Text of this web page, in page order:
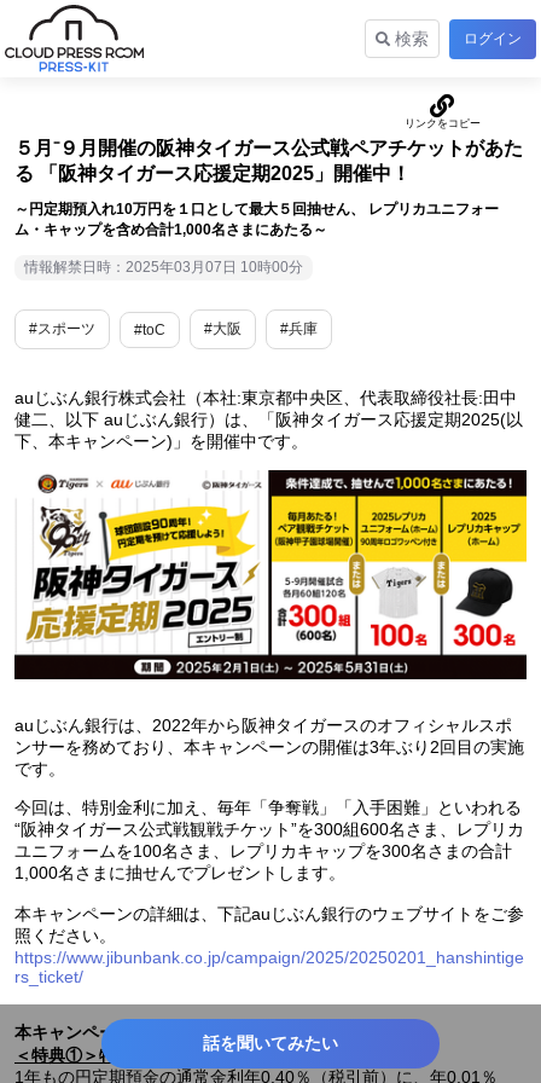
検索 ログイン
５月⁻９月開催の阪神タイガース公式戦ペアチケットがあた
る 「阪神タイガース応援定期2025」開催中！
～円定期預入れ10万円を１口として最大５回抽せん、 レプリカユニフォー
ム・キャップを含め合計1,000名さまにあたる～
情報解禁日時：2025年03月07日 10時00分
#スポーツ #toC #大阪 #兵庫
auじぶん銀行株式会社（本社:東京都中央区、代表取締役社長:田中
健二、以下 auじぶん銀行）は、「阪神タイガース応援定期2025(以
下、本キャンペーン)」を開催中です。
auじぶん銀行は、2022年から阪神タイガースのオフィシャルスポ
ンサーを務めており、本キャンペーンの開催は3年ぶり2回目の実施
です。
今回は、特別金利に加え、毎年「争奪戦」「入手困難」といわれる
“阪神タイガース公式戦観戦チケット”を300組600名さま、レプリカ
ユニフォームを100名さま、レプリカキャップを300名さまの合計
1,000名さまに抽せんでプレゼントします。
本キャンペーンの詳細は、下記auじぶん銀行のウェブサイトをご参
照ください。
https://www.jibunbank.co.jp/campaign/2025/20250201_hanshintige
rs_ticket/
本キャンペーンについて
＜特典①＞特別金利 年0.41％（税引前）
1年もの円定期預金の通常金利年0.40％（税引前）に、年0.01％
話を聞いてみたい